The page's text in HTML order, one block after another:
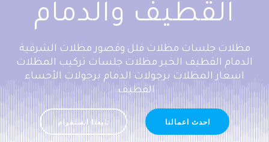
القطيف والدمام
مظلات جلسات مظلات فلل وقصور مظلات الشرقية
الدمام القطيف الخبر مظلات جلسات تركيب المظلات
اسعار المظلات برجولات الدمام برجولات الأحساء
القطيف.
احدث اعمالنا تابعنا انستقرام